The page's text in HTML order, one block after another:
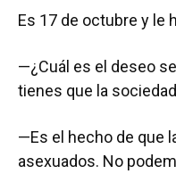
Es 17 de octubre y le
—¿Cuál es el deseo
tienes que la
—Es el hecho de que
asexuados. No